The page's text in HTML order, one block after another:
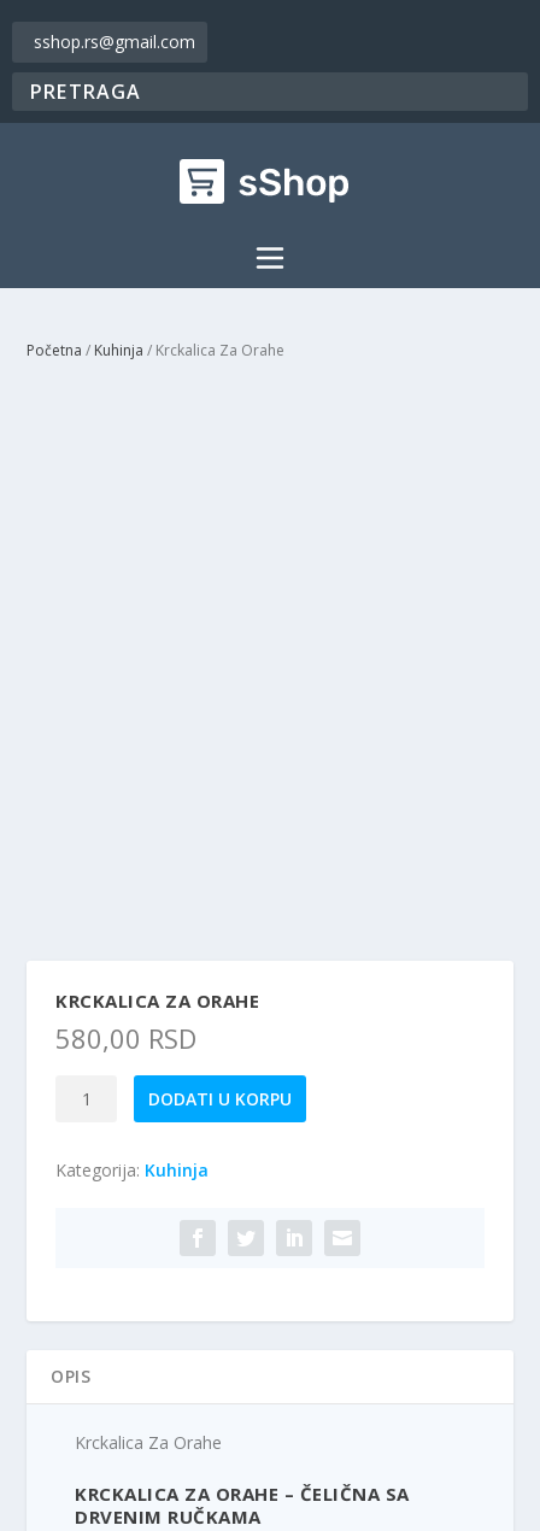
sshop.rs@gmail.com
Početna / Kuhinja / Krckalica Za Orahe
KRCKALICA ZA ORAHE
580,00 RSD
Krckalica
količina
DODATI U KORPU
Kategorija: Kuhinja
OPIS
Krckalica Za Orahe
KRCKALICA ZA ORAHE – ČELIČNA SA
DRVENIM RUČKAMA